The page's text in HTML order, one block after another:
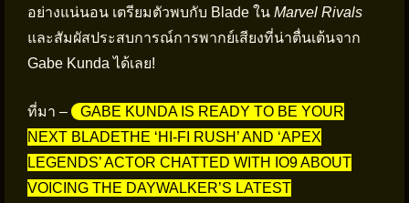
อย่างแน่นอน เตรียมตัวพบกับ Blade ใน Marvel Rivals
และสัมผัสประสบการณ์การพากย์เสียงที่น่าตื่นเต้นจาก
Gabe Kunda ได้เลย!
ที่มา –
GABE KUNDA IS READY TO BE YOUR
NEXT BLADETHE ‘HI-FI RUSH’ AND ‘APEX
LEGENDS’ ACTOR CHATTED WITH IO9 ABOUT
VOICING THE DAYWALKER’S LATEST